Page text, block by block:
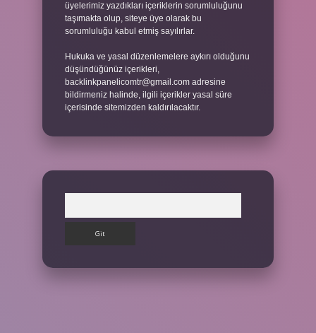
üyelerimiz yazdıkları içeriklerin sorumluluğunu
taşımakta olup, siteye üye olarak bu
sorumluluğu kabul etmiş sayılırlar.
Hukuka ve yasal düzenlemelere aykırı olduğunu
düşündüğünüz içerikleri,
backlinkpanelicomtr@gmail.com adresine
bildirmeniz halinde, ilgili içerikler yasal süre
içerisinde sitemizden kaldırılacaktır.